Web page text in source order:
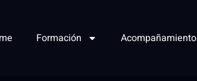
Formación Acompañamiento